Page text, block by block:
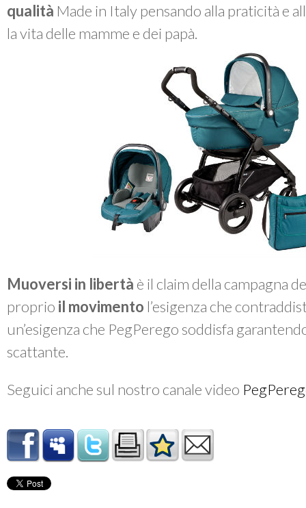
qualità Made in Italy pensando alla praticità e
la vita delle mamme e dei papà.
Muoversi in libertà è il claim della campagna
proprio il movimento l’esigenza che
un’esigenza che PegPerego soddisfa
scattante.
Seguici anche sul nostro canale video